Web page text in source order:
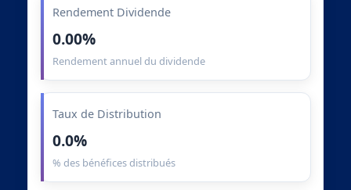
Rendement Dividende
0.00%
Rendement annuel du dividende
Taux de Distribution
0.0%
% des bénéfices distribués